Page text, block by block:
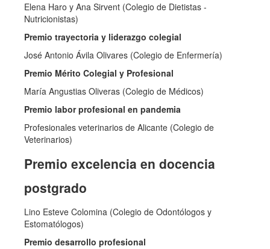
Elena Haro y Ana Sirvent (Colegio de Dietistas -
Nutricionistas)
Premio trayectoria y liderazgo colegial
José Antonio Ávila Olivares (Colegio de Enfermería)
Premio Mérito Colegial y Profesional
María Angustias Oliveras (Colegio de Médicos)
Premio labor profesional en pandemia
Profesionales veterinarios de Alicante (Colegio de
Veterinarios)
Premio excelencia en docencia
postgrado
Lino Esteve Colomina (Colegio de Odontólogos y
Estomatólogos)
Premio desarrollo profesional